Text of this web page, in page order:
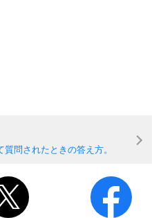
問されたときの答え方。